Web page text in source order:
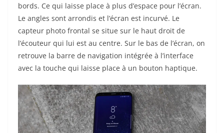
bords. Ce qui laisse place à plus d’espace pour l’écran.
Le angles sont arrondis et l’écran est incurvé. Le
capteur photo frontal se situe sur le haut droit de
l’écouteur qui lui est au centre. Sur le bas de l’écran, on
retrouve la barre de navigation intégrée à l’interface
avec la touche qui laisse place à un bouton haptique.